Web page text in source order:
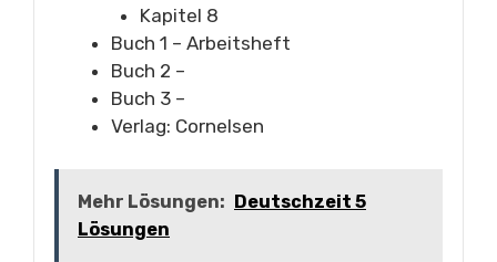
Kapitel 8
Buch 1 – Arbeitsheft
Buch 2 –
Buch 3 –
Verlag: Cornelsen
Mehr Lösungen: Deutschzeit 5
Lösungen